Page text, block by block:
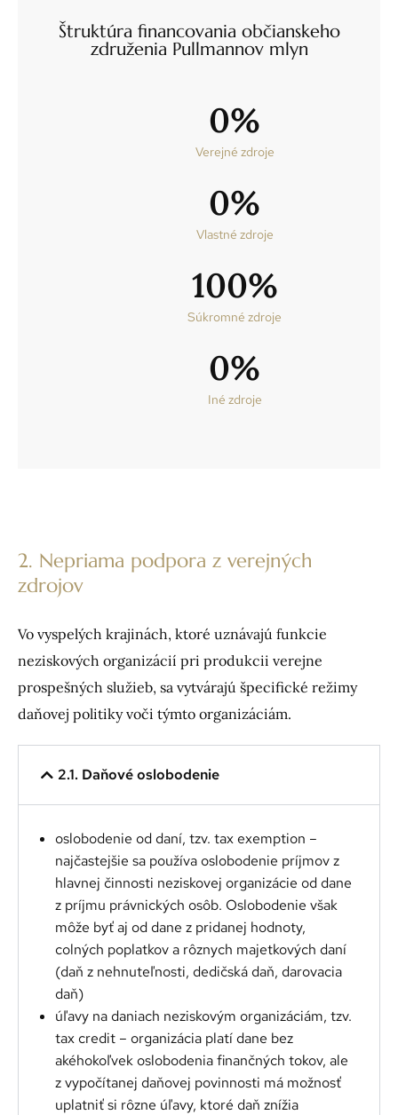
Štruktúra financovania občianskeho
združenia Pullmannov mlyn
Verejné zdroje
0%
Vlastné zdroje
0%
Súkromné zdroje
100%
Iné zdroje
0%
2. Nepriama podpora z verejných
zdrojov
Vo vyspelých krajinách, ktoré uznávajú funkcie
neziskových organizácií pri produkcii verejne
prospešných služieb, sa vytvárajú špecifické režimy
daňovej politiky voči týmto organizáciám.
2.1. Daňové oslobodenie
oslobodenie od daní, tzv. tax exemption –
najčastejšie sa používa oslobodenie príjmov z
hlavnej činnosti neziskovej organizácie od dane
z príjmu právnických osôb. Oslobodenie však
môže byť aj od dane z pridanej hodnoty,
colných poplatkov a rôznych majetkových daní
(daň z nehnuteľnosti, dedičská daň, darovacia
daň)
úľavy na daniach neziskovým organizáciám, tzv.
tax credit – organizácia platí dane bez
akéhokoľvek oslobodenia finančných tokov, ale
z vypočítanej daňovej povinnosti má možnosť
uplatniť si rôzne úľavy, ktoré daň znížia